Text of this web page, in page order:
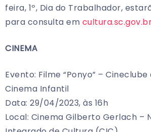
feira, 1º, Dia do Trabalhador,
para consulta em
CINEMA
Evento: Filme “Ponyo” –
Cinema Infantil
Data: 29/04/2023, às 16h
Local: Cinema Gilberto Gerlach –